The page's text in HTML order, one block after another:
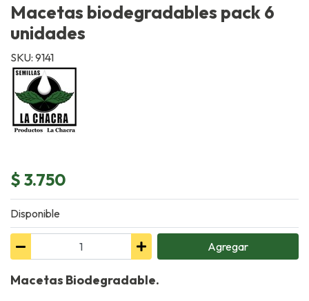
Macetas biodegradables pack 6
unidades
SKU: 9141
$ 3.750
Disponible
Agregar
Macetas Biodegradable.